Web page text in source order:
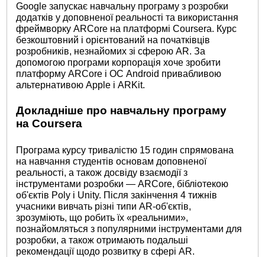
Google запускає навчальну програму з розробки
додатків у доповненої реальності та використання
фреймворку ARCore на платформі Coursera. Курс
безкоштовний і орієнтований на початківців
розробників, незнайомих зі сферою AR. За
допомогою програми корпорація хоче зробити
платформу ARCore і ОС Android привабливою
альтернативою Apple і ARKit.
Докладніше про навчальну програму
на Coursera
Програма курсу тривалістю 15 годин спрямована
на навчання студентів основам доповненої
реальності, а також досвіду взаємодії з
інструментами розробки — ARCore, бібліотекою
об'єктів Poly і Unity. Після закінчення 4 тижнів
учасники вивчать різні типи AR-об'єктів,
зрозуміють, що робить їх «реальними»,
познайомляться з популярними інструментами для
розробки, а також отримають подальші
рекомендації щодо розвитку в сфері AR.